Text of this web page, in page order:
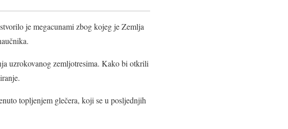
je megacunami zbog kojeg je Zemlja
uzrokovanog zemljotresima. Kako bi otkrili
topljenjem glečera, koji se u posljednjih